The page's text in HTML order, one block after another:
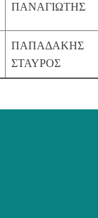
ΠΑΝΑΓΙΩΤΗΣ
ΠΑΠΑΔΑΚΗΣ
ΣΤΑΥΡΟΣ